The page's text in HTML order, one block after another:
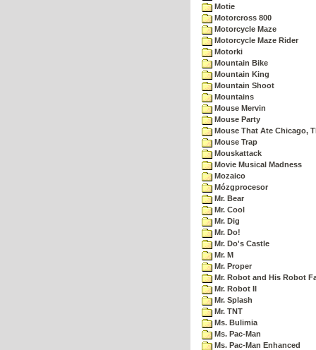
Motie
Motorcross 800
Motorcycle Maze
Motorcycle Maze Rider
Motorki
Mountain Bike
Mountain King
Mountain Shoot
Mountains
Mouse Mervin
Mouse Party
Mouse That Ate Chicago,
Mouse Trap
Mouskattack
Movie Musical Madness
Mozaico
Mózgprocesor
Mr. Bear
Mr. Cool
Mr. Dig
Mr. Do!
Mr. Do's Castle
Mr. M
Mr. Proper
Mr. Robot and His Robot
Mr. Robot II
Mr. Splash
Mr. TNT
Ms. Bulimia
Ms. Pac-Man
Ms. Pac-Man Enhanced